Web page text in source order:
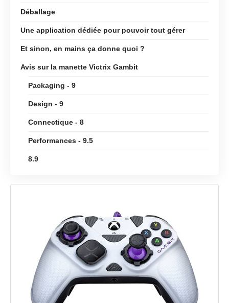
Déballage
Une application dédiée pour pouvoir tout gérer
Et sinon, en mains ça donne quoi ?
Avis sur la manette Victrix Gambit
Packaging - 9
Design - 9
Connectique - 8
Performances - 9.5
8.9